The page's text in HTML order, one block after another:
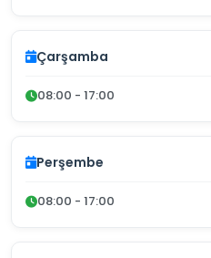
Çarşamba
08:00 - 17:00
Perşembe
08:00 - 17:00